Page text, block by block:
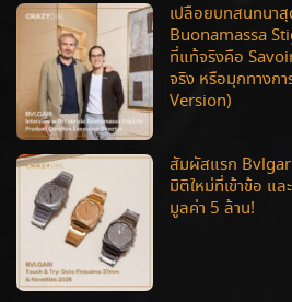
เปลือยบทสนทนา
Buonamassa
ที่แท้จริงคือ
จริง หรือมุกทางก
Version)
สัมผัสแรก
มิติใหม่ที่เข้าข้อ แ
มูลค่า 5 ล้าน!